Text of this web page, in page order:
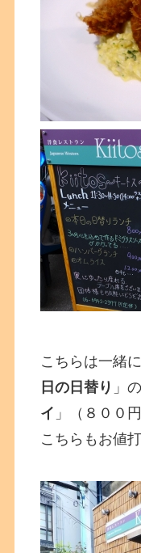
こちらは一緒
日の日替り 」
イ 」（８００
こちらもお値